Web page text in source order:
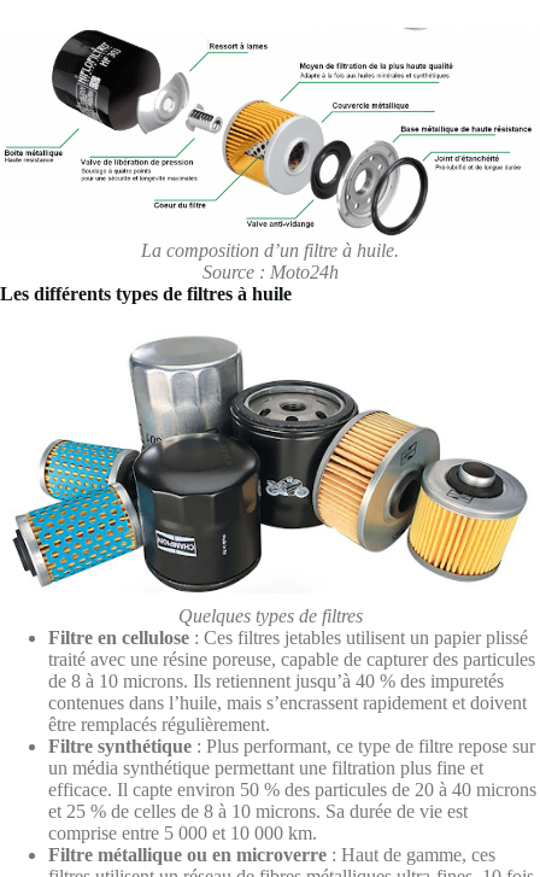
La composition d’un filtre à huile.
Source : Moto24h
Les différents types de filtres à huile
Quelques types de filtres
Filtre en cellulose : Ces filtres jetables utilisent un papier plissé
traité avec une résine poreuse, capable de capturer des particules
de 8 à 10 microns. Ils retiennent jusqu’à 40 % des impuretés
contenues dans l’huile, mais s’encrassent rapidement et doivent
être remplacés régulièrement.
Filtre synthétique : Plus performant, ce type de filtre repose sur
un média synthétique permettant une filtration plus fine et
efficace. Il capte environ 50 % des particules de 20 à 40 microns
et 25 % de celles de 8 à 10 microns. Sa durée de vie est
comprise entre 5 000 et 10 000 km.
Filtre métallique ou en microverre : Haut de gamme, ces